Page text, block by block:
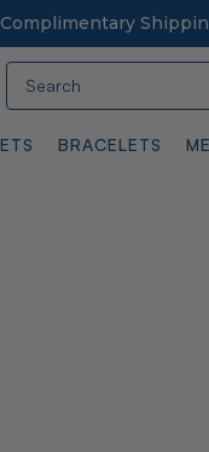
BRACELETS